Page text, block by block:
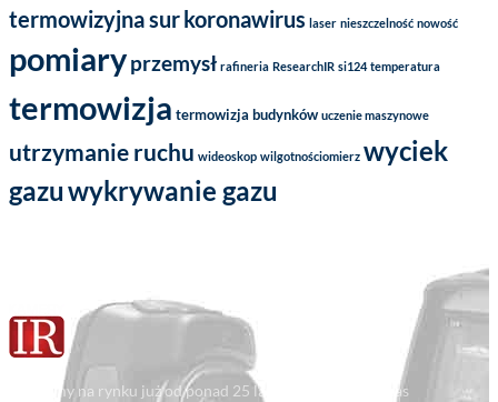
termowizyjna sur koronawirus laser nieszczelność nowość
pomiaryprzemysł rafineria ResearchIR si124 temperatura
termowizja termowizja budynków uczenie maszynowe
utrzymanie ruchu wideoskop wilgotnościomierz wyciek
gazuwykrywanie gazu
Działamy na rynku już od ponad 25 lat i przez cały ten czas